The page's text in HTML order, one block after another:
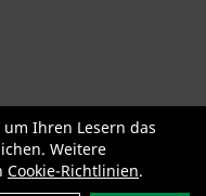
BMC Orbea
Yeti
Bekleidung
Ihren Lesern das
Weitere
Cookie-Richtlinien.